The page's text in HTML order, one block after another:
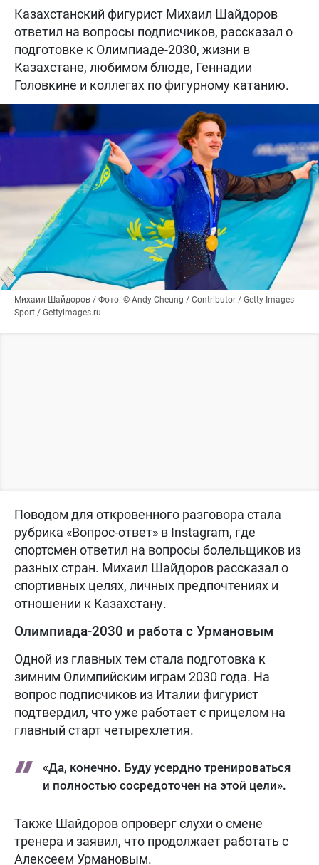
Казахстанский фигурист Михаил Шайдоров
ответил на вопросы подписчиков, рассказал о
подготовке к Олимпиаде-2030, жизни в
Казахстане, любимом блюде, Геннадии
Головкине и коллегах по фигурному катанию.
Михаил Шайдоров / Фото: © Andy Cheung / Contributor / Getty Images
Sport / Gettyimages.ru
Поводом для откровенного разговора стала
рубрика «Вопрос-ответ» в Instagram, где
спортсмен ответил на вопросы болельщиков из
разных стран. Михаил Шайдоров рассказал о
спортивных целях, личных предпочтениях и
отношении к Казахстану.
Олимпиада-2030 и работа с Урмановым
Одной из главных тем стала подготовка к
зимним Олимпийским играм 2030 года. На
вопрос подписчиков из Италии фигурист
подтвердил, что уже работает с прицелом на
главный старт четырехлетия.
«Да, конечно. Буду усердно тренироваться
и полностью сосредоточен на этой цели».
Также Шайдоров опроверг слухи о смене
тренера и заявил, что продолжает работать с
Алексеем Урмановым.